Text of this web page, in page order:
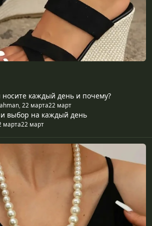
каждый день и почему?
,22 марта22 март
и выбор на каждый день
марта22 март